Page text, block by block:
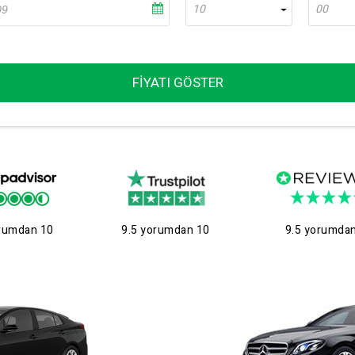
10 00
FIYATI GÖSTER
10 9.5 yorumdan 10 9.5